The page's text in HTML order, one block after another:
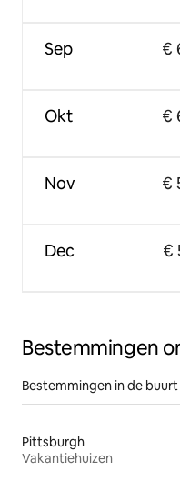
Sep
Okt
Nov
Dec
€
€
€
€
Bestemmingen
Bestemmingen in de buurt
Pittsburgh
Vakantiehuizen